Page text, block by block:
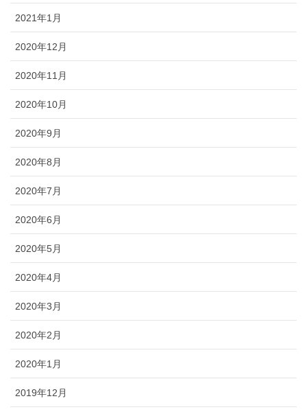
2021年1月
2020年12月
2020年11月
2020年10月
2020年9月
2020年8月
2020年7月
2020年6月
2020年5月
2020年4月
2020年3月
2020年2月
2020年1月
2019年12月